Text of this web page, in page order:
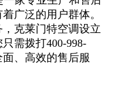
广泛的用户群体。
克莱门特空调设立
需拨打400-998-
、高效的售后服